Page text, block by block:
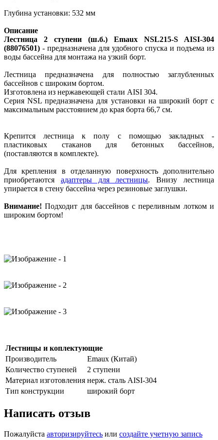
Глубина установки: 532 мм
Описание
Лестница 2 ступени (ш.б.) Emaux NSL215-S AISI-304
(88076501) - предназначена для удобного спуска и подъема из
воды бассейна для монтажа на узкий борт.
Лестница предназначена для полностью заглубленных
бассейнов с широким бортом.
Изготовлена из нержавеющей стали AISI 304.
Серия NSL предназначена для установки на широкий борт с
максимальным расстоянием до края борта 66,7 см.
Крепится лестница к полу с помощью закладных -
пластиковых стаканов для бетонных бассейнов,
(поставляются в комплекте).
Для крепления в отделанную поверхность дополнительно
приобретаются адаптеры для лестницы. Внизу лестница
упирается в стену бассейна через резиновые заглушки.
Внимание!Подходит для бассейнов с переливным лотком и
широким бортом!
Лестницы и коплектующие
Производитель
Emaux (Китай)
Количество ступеней
2 ступени
Материал изготовления нерж. сталь AISI-304
Тип конструкции
широкий борт
Написать отзыв
Пожалуйста авторизируйтесь или создайте учетную запись